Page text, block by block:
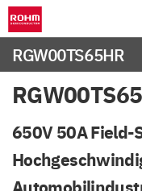
RGW00TS65HR
650V 50A Field-